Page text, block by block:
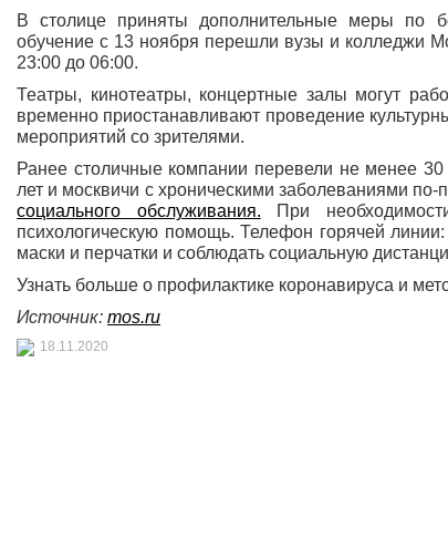
В столице приняты дополнительные меры по
обучение с 13 ноября перешли вузы и колледжи
23:00 до 06:00.
Театры, кинотеатры, концертные залы могут
временно приостанавливают проведение
мероприятий со зрителями.
Ранее столичные компании перевели не менее
лет и москвичи с хроническими заболеваниями
социального обслуживания. При
психологическую помощь. Телефон горячей линии:
маски и перчатки и соблюдать социальную
Узнать больше о профилактике коронавируса и
Источник: mos.ru
18.11.2020